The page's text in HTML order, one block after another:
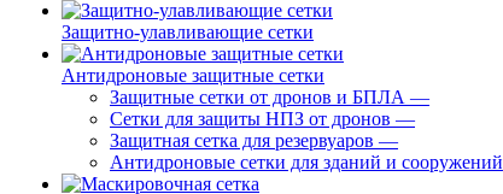
Защитно-улавливающие сетки
Антидроновые защитные сетки
Защитные сетки от дронов и БПЛА —
Сетки для защиты НПЗ от дронов —
Защитная сетка для резервуаров —
Антидроновые сетки для зданий и сооружений